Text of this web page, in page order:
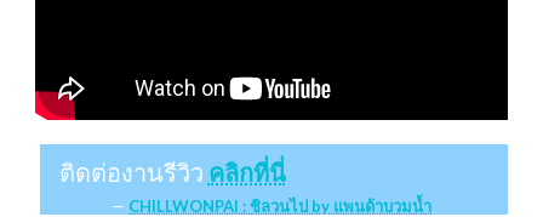
ติดต่องานรีวิว คลิกที่นี่
CHILLWONPAI : ชิลวนไป by แพนด้าบวมน้ำ